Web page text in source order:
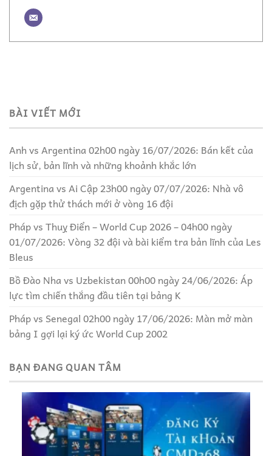
BÀI VIẾT MỚI
Anh vs Argentina 02h00 ngày 16/07/2026: Bán kết của
lịch sử, bản lĩnh và những khoảnh khắc lớn
Argentina vs Ai Cập 23h00 ngày 07/07/2026: Nhà vô
địch gặp thử thách mới ở vòng 16 đội
Pháp vs Thuỵ Điển – World Cup 2026 – 04h00 ngày
01/07/2026: Vòng 32 đội và bài kiểm tra bản lĩnh của Les
Bleus
Bồ Đào Nha vs Uzbekistan 00h00 ngày 24/06/2026: Áp
lực tìm chiến thắng đầu tiên tại bảng K
Pháp vs Senegal 02h00 ngày 17/06/2026: Màn mở màn
bảng I gợi lại ký ức World Cup 2002
BẠN ĐANG QUAN TÂM